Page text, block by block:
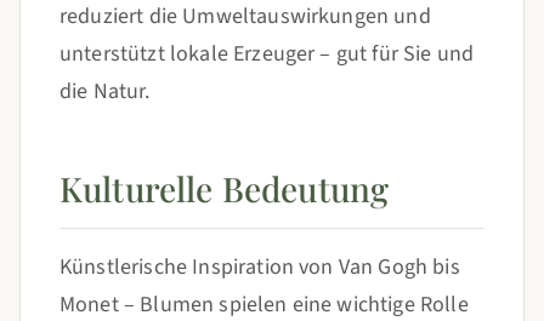
reduziert die Umweltauswirkungen und
unterstützt lokale Erzeuger – gut für Sie und
die Natur.
Kulturelle Bedeutung
Künstlerische Inspiration von Van Gogh bis
Monet – Blumen spielen eine wichtige Rolle